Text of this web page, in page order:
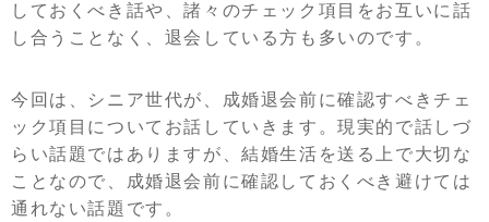
しておくべき話や、諸々のチェック項目をお互いに話
し合うことなく、退会している方も多いのです。
今回は、シニア世代が、成婚退会前に確認すべきチェ
ック項目についてお話していきます。現実的で話しづ
らい話題ではありますが、結婚生活を送る上で大切な
ことなので、成婚退会前に確認しておくべき避けては
通れない話題です。